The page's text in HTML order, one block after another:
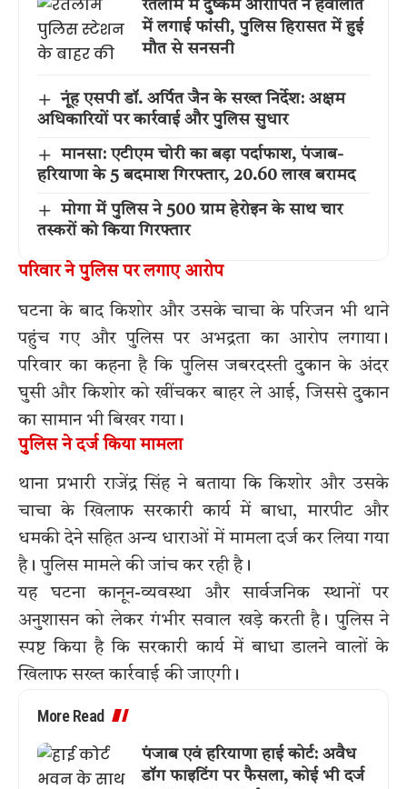
रतलाम में दुष्कर्म आरोपित ने हवालात
में लगाई फांसी, पुलिस हिरासत में हुई
मौत से सनसनी
नूंह एसपी डॉ. अर्पित जैन के सख्त निर्देश: अक्षम
अधिकारियों पर कार्रवाई और पुलिस सुधार
मानसा: एटीएम चोरी का बड़ा पर्दाफाश, पंजाब-
हरियाणा के 5 बदमाश गिरफ्तार, 20.60 लाख बरामद
मोगा में पुलिस ने 500 ग्राम हेरोइन के साथ चार
तस्करों को किया गिरफ्तार
परिवार ने पुलिस पर लगाए आरोप
घटना के बाद किशोर और उसके चाचा के परिजन भी थाने
पहुंच गए और पुलिस पर अभद्रता का आरोप लगाया।
परिवार का कहना है कि पुलिस जबरदस्ती दुकान के अंदर
घुसी और किशोर को खींचकर बाहर ले आई, जिससे दुकान
का सामान भी बिखर गया।
पुलिस ने दर्ज किया मामला
थाना प्रभारी राजेंद्र सिंह ने बताया कि किशोर और उसके
चाचा के खिलाफ सरकारी कार्य में बाधा, मारपीट और
धमकी देने सहित अन्य धाराओं में मामला दर्ज कर लिया गया
है। पुलिस मामले की जांच कर रही है।
यह घटना कानून-व्यवस्था और सार्वजनिक स्थानों पर
अनुशासन को लेकर गंभीर सवाल खड़े करती है। पुलिस ने
स्पष्ट किया है कि सरकारी कार्य में बाधा डालने वालों के
खिलाफ सख्त कार्रवाई की जाएगी।
More Read
पंजाब एवं हरियाणा हाई कोर्ट: अवैध
डॉग फाइटिंग पर फैसला, कोई भी दर्ज